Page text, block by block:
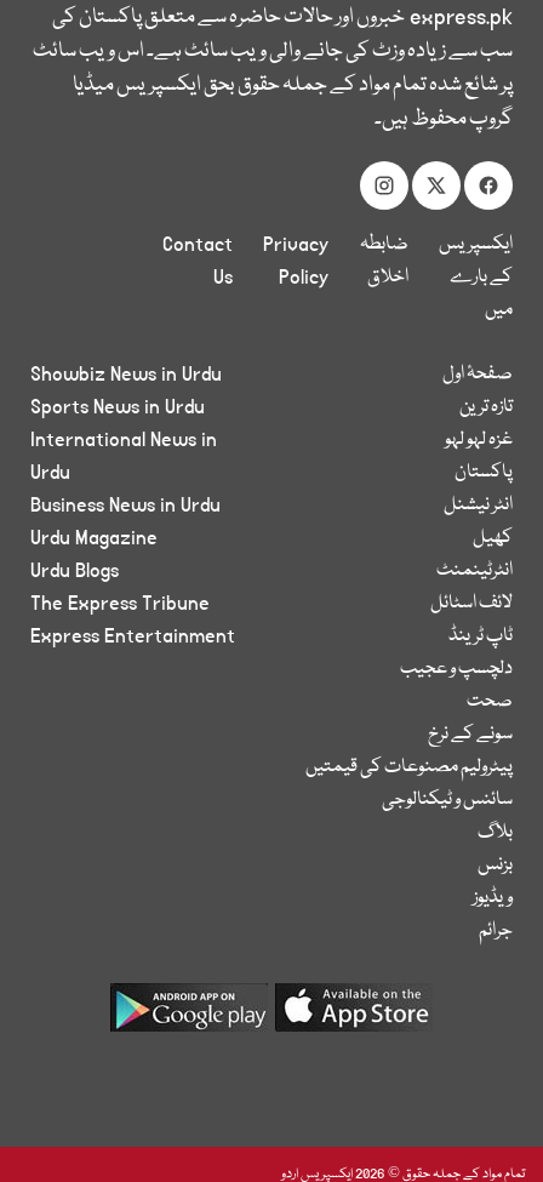
express.pkخبروں اور حالات حاضرہ سے متعلق پاکستان کی
سب سے زیادہ وزٹ کی جانے والی ویب سائٹ ہے۔ اس ویب سائٹ
پر شائع شدہ تمام مواد کے جملہ حقوق بحق ایکسپریس میڈیا
گروپ محفوظ ہیں۔
ایکسپریس
کے بارے
میں
ضابطہ
اخلاق
Privacy
Policy
Contact
Us
صفحۂ اول
تازہ ترین
غزہ لہو لہو
پاکستان
انٹر نیشنل
کھیل
انٹرٹینمنٹ
لائف اسٹائل
ٹاپ ٹرینڈ
دلچسپ و عجیب
صحت
سونے کے نرخ
پیٹرولیم مصنوعات کی قیمتیں
سائنس و ٹیکنالوجی
بلاگ
بزنس
ویڈیوز
جرائم
Showbiz News in Urdu
Sports News in Urdu
International News in
Urdu
Business News in Urdu
Urdu Magazine
Urdu Blogs
The Express Tribune
Express Entertainment
تمام مواد کے جملہ حقوق © 2026 ایکسپریس اردو